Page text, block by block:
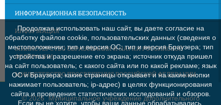
ИНФОРМАЦИОННАЯ БЕЗОПАСНОСТЬ
ИНФОРМАЦИЯ
МИНИСТЕРСТВО ОБРАЗОВАНИЯ И НАУКИ РОССИЙСКОЙ
ФЕДЕРАЦИИ
МИНИСТЕРСТВО ПРОСВЕЩЕНИЯ РОССИЙСКОЙ ФЕДЕРАЦИИ
©2026 Муниципальное учреждение дополнительного
Продолжая использовать наш сайт, вы даете согласие на
обработку файлов cookie, пользовательских данных (сведения о
местоположении; тип и версия ОС; тип и версия Браузера; тип
устройства и разрешение его экрана; источник откуда пришел
на сайт пользователь; с какого сайта или по какой рекламе; язык
ОС и Браузера; какие страницы открывает и на какие кнопки
нажимает пользователь; ip-адрес) в целях функционирования
сайта и проведения статистических исследований и обзоров.
Если вы не хотите, чтобы ваши данные обрабатывались,